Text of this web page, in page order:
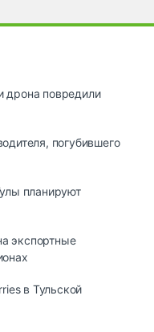
дрона повредили
погубившего
планируют
экспортные
в Тульской